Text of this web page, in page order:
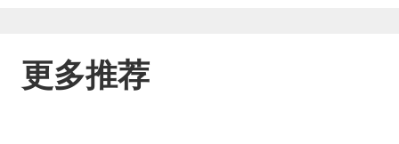
更多推荐